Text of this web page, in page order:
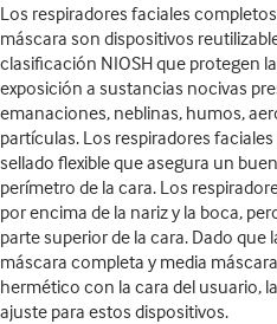
Los respiradores faciales
máscara son dispositivos
clasificación NIOSH que protegen
exposición a sustancias nocivas
emanaciones, neblinas, humos,
partículas. Los respiradores
sellado flexible que asegura un
perímetro de la cara. Los
por encima de la nariz y la boca,
parte superior de la cara. Dado que
máscara completa y media
hermético con la cara del usuario,
ajuste para estos dispositivos.